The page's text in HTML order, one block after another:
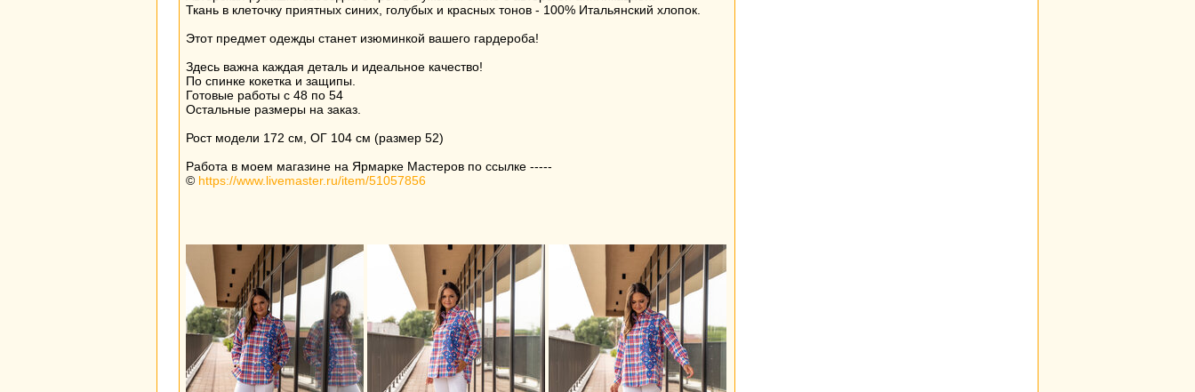
Ткань в клеточку приятных синих, голубых и красных тонов - 100% Итальянский хлопок.
Этот предмет одежды станет изюминкой вашего гардероба!
Здесь важна каждая деталь и идеальное качество!
По спинке кокетка и защипы.
Готовые работы с 48 по 54
Остальные размеры на заказ.
Рост модели 172 см, ОГ 104 см (размер 52)
Работа в моем магазине на Ярмарке Мастеров по ссылке -----
© https://www.livemaster.ru/item/51057856